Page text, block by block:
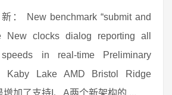
： New benchmark “submit and
New clocks dialog reporting all
in real-time Preliminary
Kaby Lake AMD Bristol Ridge
增加了支持I、A两个新架构的 ...